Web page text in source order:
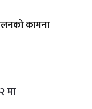
कामना
मा